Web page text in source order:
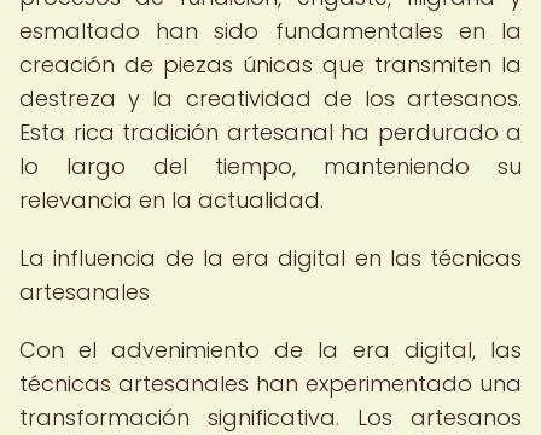
esmaltado han sido fundamentales en la
creación de piezas únicas que transmiten la
destreza y la creatividad de los artesanos.
Esta rica tradición artesanal ha perdurado a
lo largo del tiempo, manteniendo su
relevancia en la actualidad.
La influencia de la era digital en las técnicas
artesanales
Con el advenimiento de la era digital, las
técnicas artesanales han experimentado una
transformación significativa. Los artesanos